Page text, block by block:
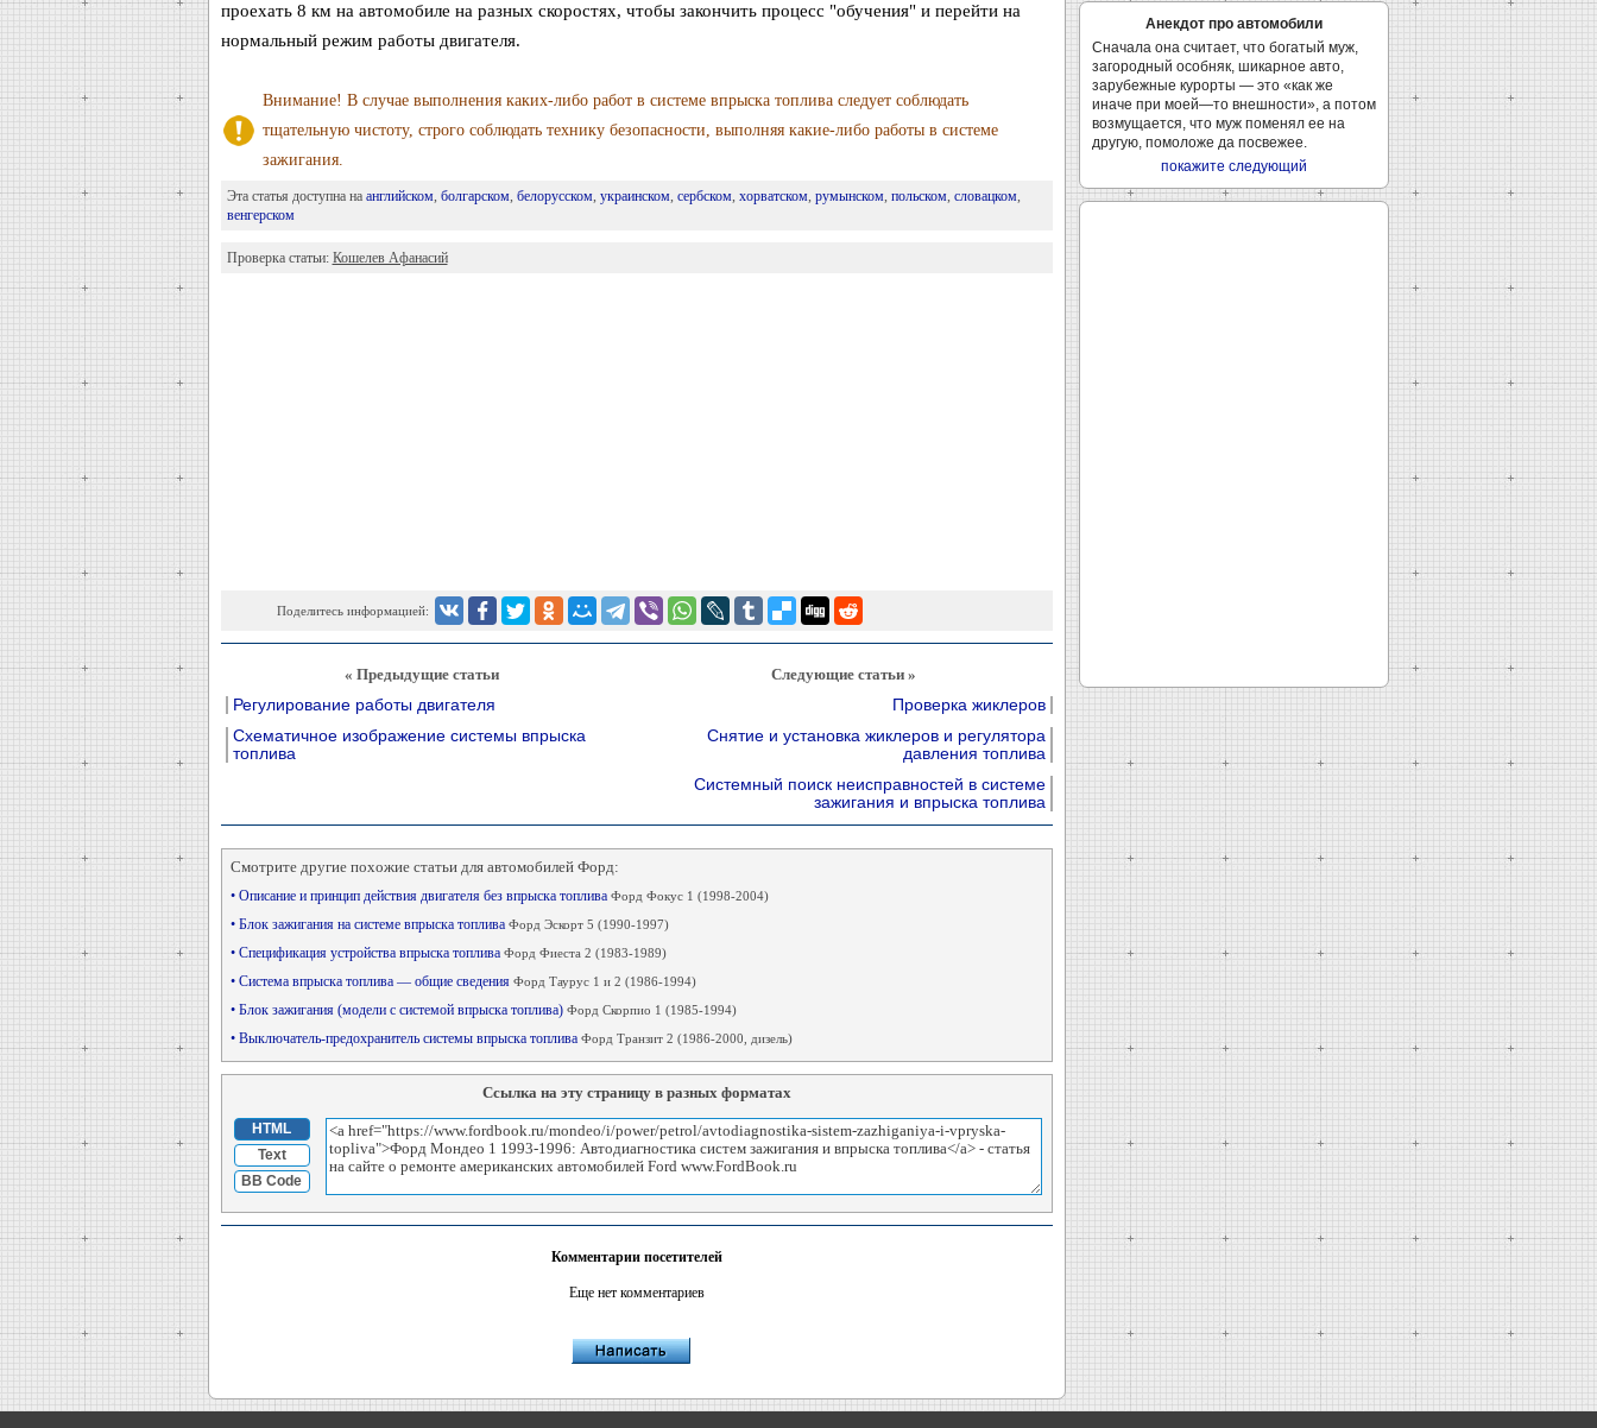
проехать 8 км на автомобиле на разных скоростях, чтобы закончить процесс "обучения" и перейти на
нормальный режим работы двигателя.
Внимание! В случае выполнения каких-либо работ в системе впрыска топлива следует соблюдать
тщательную чистоту, строго соблюдать технику безопасности, выполняя какие-либо работы в системе
зажигания.
Эта статья доступна на английском, болгарском, белорусском, украинском, сербском, хорватском, румынском, польском, словацком,
венгерском
Проверка статьи: Кошелев Афанасий
Поделитесь информацией:
« Предыдущие статьи
Регулирование работы двигателя
Схематичное изображение системы впрыска
топлива
Следующие статьи »
Проверка жиклеров
Снятие и установка жиклеров и регулятора
давления топлива
Системный поиск неисправностей в системе
зажигания и впрыска топлива
Смотрите другие похожие статьи для автомобилей Форд:
• Описание и принцип действия двигателя без впрыска топлива Форд Фокус 1 (1998-2004)
• Блок зажигания на системе впрыска топлива Форд Эскорт 5 (1990-1997)
• Спецификация устройства впрыска топлива Форд Фиеста 2 (1983-1989)
• Система впрыска топлива — общие сведения Форд Таурус 1 и 2 (1986-1994)
• Блок зажигания (модели с системой впрыска топлива) Форд Скорпио 1 (1985-1994)
• Выключатель-предохранитель системы впрыска топлива Форд Транзит 2 (1986-2000, дизель)
Ссылка на эту страницу в разных форматах
HTML
Text
BB Code
Комментарии посетителей
Еще нет комментариев
Анекдот про автомобили
Сначала она считает, что богатый муж,
загородный особняк, шикарное авто,
зарубежные курорты — это «как же
иначе при моей—то внешности», а потом
возмущается, что муж поменял ее на
другую, помоложе да посвежее.
покажите следующий